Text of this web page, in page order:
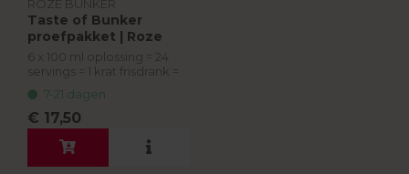
ROZE BUNKER
Taste of Bunker
proefpakket | Roze
Bunker
6 x 100 ml oplossing = 24
servings = 1 krat frisdrank =
Elke smaak tackelt op zijn
eigen manier problemen
onder de noemers...
7-21 dagen
€ 17,50